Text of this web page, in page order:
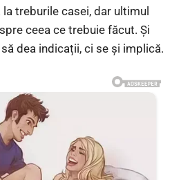
treburile casei, dar ultimul
ceea ce trebuie făcut. Și
dea indicații, ci se și implică.